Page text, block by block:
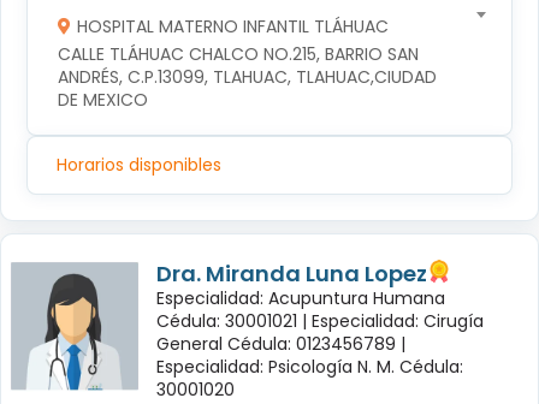
HOSPITAL MATERNO INFANTIL TLÁHUAC
CALLE TLÁHUAC CHALCO NO.215, BARRIO SAN
ANDRÉS, C.P.13099, TLAHUAC, TLAHUAC,CIUDAD
DE MEXICO
Horarios disponibles
Dra. Miranda Luna Lopez
Especialidad: Acupuntura Humana
Cédula: 30001021 | Especialidad: Cirugía
General Cédula: 0123456789 |
Especialidad: Psicología N. M. Cédula:
30001020